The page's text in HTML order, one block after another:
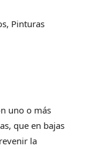
Pinturas
uno o más
que en bajas
la